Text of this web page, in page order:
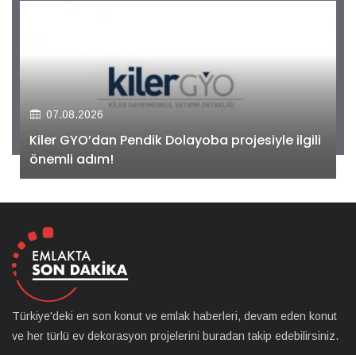
07.08.2026
Kiler GYO’dan Pendik Dolayoba projesiyle ilgili
önemli adım!
Türkiye'deki en son konut ve emlak haberleri, devam eden konut
ve her türlü ev dekorasyon projelerini buradan takip edebilirsiniz.